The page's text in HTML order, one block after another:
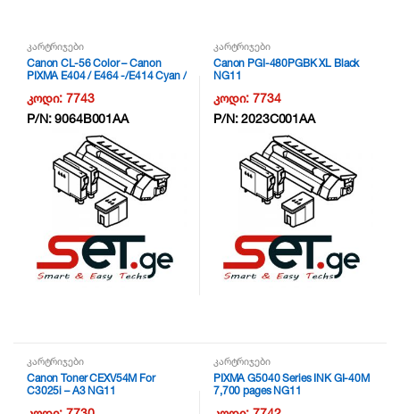
კარტრიჯები
Canon CL-56 Color – Canon
PIXMA E404 / E464 -/E414 Cyan /
კოდი:7743
P/N:9064B001AA
კარტრიჯები
Canon PGI-480PGBK XL Black
NG11
კოდი:7734
P/N:2023C001AA
კარტრიჯები
Canon Toner CEXV54M For
C3025i – A3 NG11
კარტრიჯები
PIXMA G5040 Series INK GI-40M
7,700 pages NG11